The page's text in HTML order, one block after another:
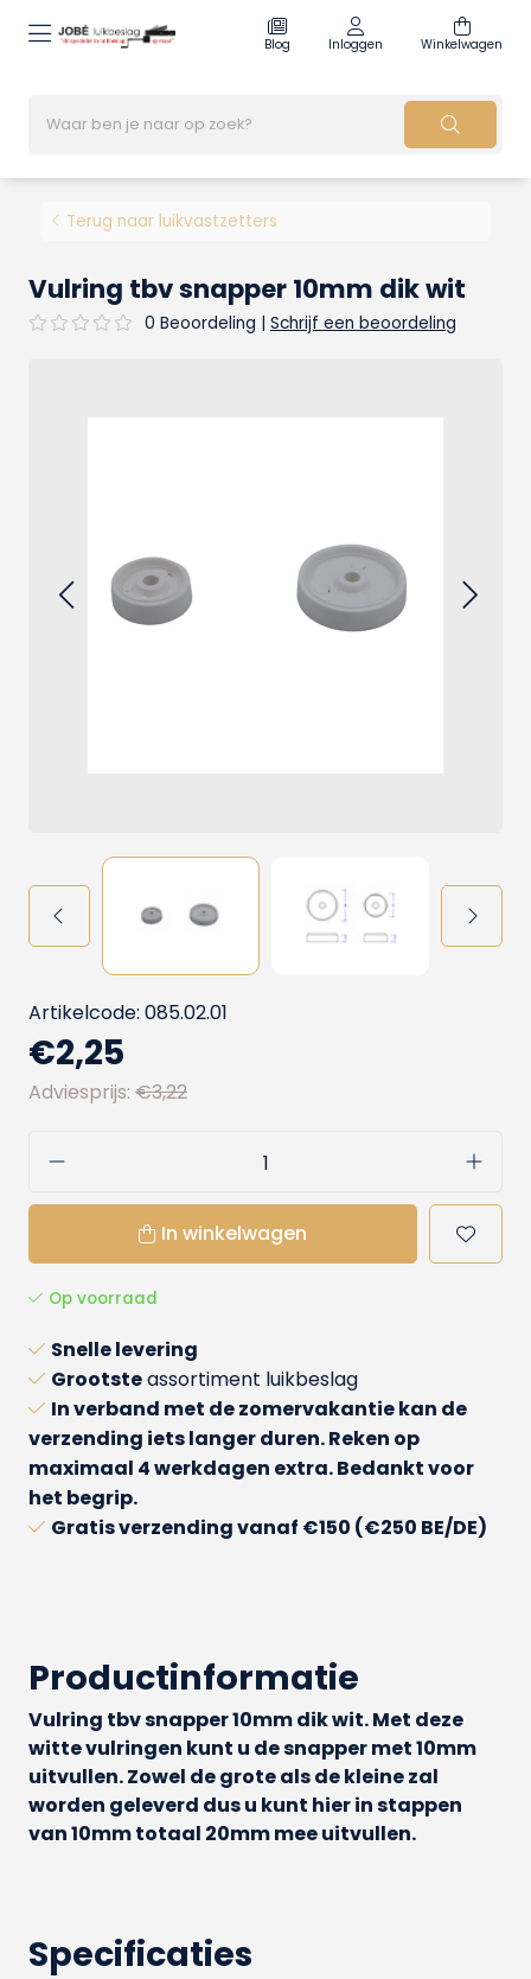
Blog Inloggen Winkelwagen
Terug naar luikvastzetters
Vulring tbv snapper 10mm dik wit
0 Beoordeling | Schrijf een beoordeling
Artikelcode: 085.02.01
€2,25
Adviesprijs: €3,22
In winkelwagen
Op voorraad
Snelle levering
Grootsteassortiment luikbeslag
In verband met de zomervakantie kan de
verzending iets langer duren. Reken op
maximaal 4 werkdagen extra. Bedankt voor
het begrip.
Gratis verzendingvanaf €150 (€250 BE/DE)
Productinformatie
Vulring tbv snapper 10mm dik wit. Met deze
witte vulringen kunt u de snapper met 10mm
uitvullen. Zowel de grote als de kleine zal
worden geleverd dus u kunt hier in stappen
van 10mm totaal 20mm mee uitvullen.
Specificaties